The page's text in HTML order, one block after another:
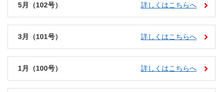
5月（102号） 詳しくはこちらへ
3月（101号） 詳しくはこちらへ
1月（100号） 詳しくはこちらへ